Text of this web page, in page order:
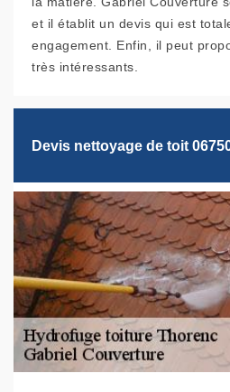
et il établit un devis qui est
engagement. Enfin, il peut
très intéressants.
Devis nettoyage de toit